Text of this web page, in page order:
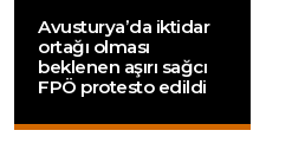
Avusturya’da iktidar
ortağı olması
beklenen aşırı sağcı
FPÖ protesto edildi